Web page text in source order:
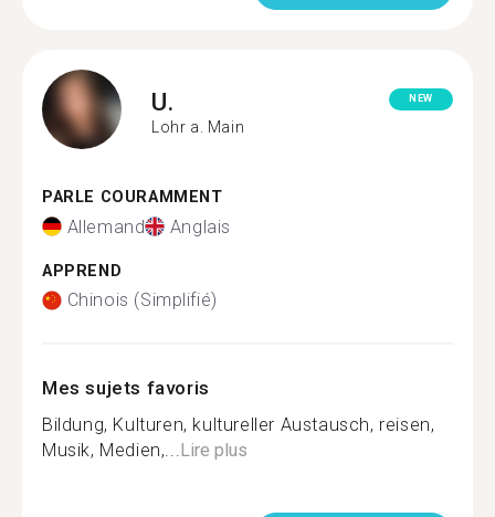
U.
Lohr a. Main
NEW
PARLE COURAMMENT
Allemand Anglais
APPREND
Chinois (Simplifié)
Mes sujets favoris
Bildung, Kulturen, kultureller Austausch, reisen,
Musik, Medien,...Lire plus